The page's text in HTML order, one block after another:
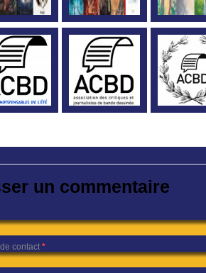
un commentaire
contact *